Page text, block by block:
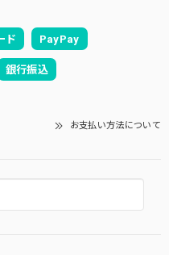
ド PayPay
銀行振込
お支払い方法について